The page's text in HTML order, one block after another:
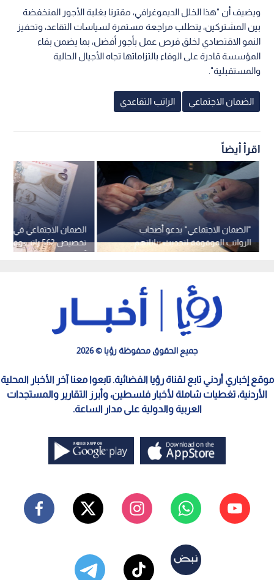
ويضيف أن "هذا الخلل الديموغرافي، مقترنا بغلبة الأجور المنخفضة
بين المشتركين، يتطلب مراجعة مستمرة لسياسات التقاعد، وتحفيز
النمو الاقتصادي لخلق فرص عمل بأجور أفضل، بما يضمن بقاء
المؤسسة قادرة على الوفاء بالتزاماتها تجاه الأجيال الحالية
والمستقبلية".
الضمان الاجتماعي الراتب التقاعدي
اقرأ أيضاً
الضمان الاجتماعي في
تخصيص 562 راتب
آلية التقديم والشروط
"الضمان الاجتماعي" يدعو أصحاب
الرواتب الموقوفة لتحديث بياناتهم..
إليك الفئات المطلوبة والخطوات
جميع الحقوق محفوظة رؤيا © 2026
موقع إخباري أردني تابع لقناة رؤيا الفضائية. تابعوا معنا آخر الأخبار المحلية
الأردنية، تغطيات شاملة لأخبار فلسطين، وأبرز التقارير والمستجدات
العربية والدولية على مدار الساعة.